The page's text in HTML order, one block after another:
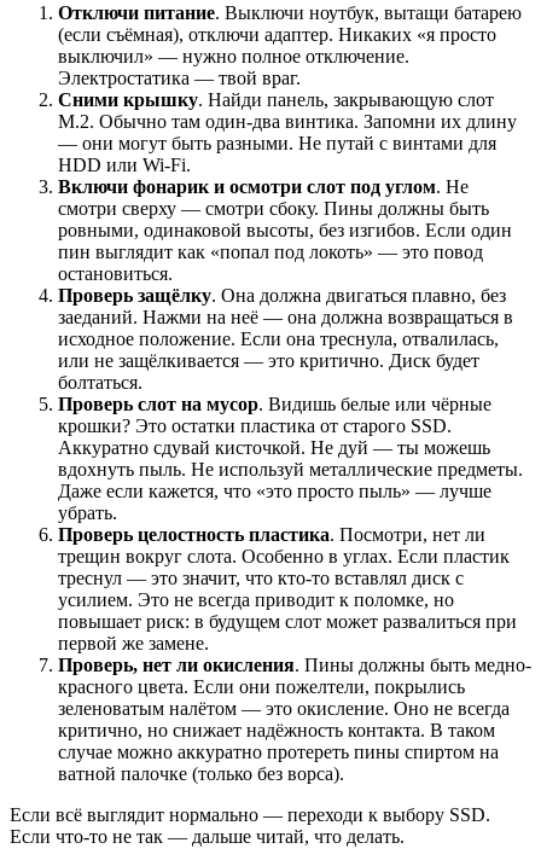
Отключи питание. Выключи ноутбук, вытащи батарею
(если съёмная), отключи адаптер. Никаких «я просто
выключил» — нужно полное отключение.
Электростатика — твой враг.
Сними крышку. Найди панель, закрывающую слот
M.2. Обычно там один-два винтика. Запомни их длину
— они могут быть разными. Не путай с винтами для
HDD или Wi-Fi.
Включи фонарик и осмотри слот под углом. Не
смотри сверху — смотри сбоку. Пины должны быть
ровными, одинаковой высоты, без изгибов. Если один
пин выглядит как «попал под локоть» — это повод
остановиться.
Проверь защёлку. Она должна двигаться плавно, без
заеданий. Нажми на неё — она должна возвращаться в
исходное положение. Если она треснула, отвалилась,
или не защёлкивается — это критично. Диск будет
болтаться.
Проверь слот на мусор. Видишь белые или чёрные
крошки? Это остатки пластика от старого SSD.
Аккуратно сдувай кисточкой. Не дуй — ты можешь
вдохнуть пыль. Не используй металлические предметы.
Даже если кажется, что «это просто пыль» — лучше
убрать.
Проверь целостность пластика. Посмотри, нет ли
трещин вокруг слота. Особенно в углах. Если пластик
треснул — это значит, что кто-то вставлял диск с
усилием. Это не всегда приводит к поломке, но
повышает риск: в будущем слот может развалиться при
первой же замене.
Проверь, нет ли окисления. Пины должны быть медно-
красного цвета. Если они пожелтели, покрылись
зеленоватым налётом — это окисление. Оно не всегда
критично, но снижает надёжность контакта. В таком
случае можно аккуратно протереть пины спиртом на
ватной палочке (только без ворса).
Если всё выглядит нормально — переходи к выбору SSD.
Если что-то не так — дальше читай, что делать.